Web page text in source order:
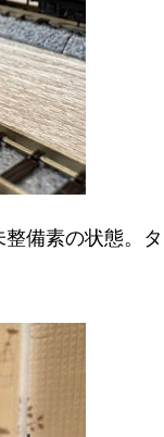
備素の状態。